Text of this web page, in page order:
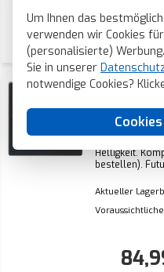
Um Ihnen das
verwenden wir Cookies
(personalisierte)
Sie in unserer
notwendige Cookies?
Busch-
matt
Busch-
Helligkeit.
bestellen).
Aktueller